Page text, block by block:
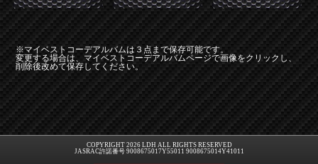
※マイベストコーデアルバムは３点まで保存可能です。
変更する場合は、マイベストコーデアルバムページで画像をクリックし、
削除後改めて保存してください。
COPYRIGHT 2026 LDH ALL RIGHTS RESERVED
JASRAC許諾番号 9008675017Y55011 9008675014Y41011